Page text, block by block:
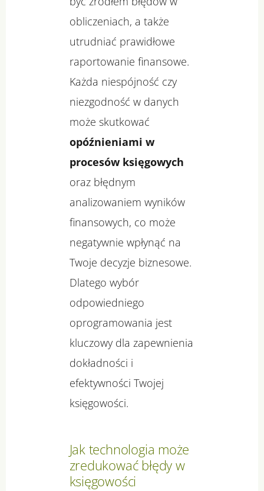
obliczeniach, a także
utrudniać prawidłowe
raportowanie finansowe.
Każda niespójność czy
niezgodność w danych
może skutkować
opóźnieniami w
procesów księgowych
oraz błędnym
analizowaniem wyników
finansowych, co może
negatywnie wpłynąć na
Twoje decyzje biznesowe.
Dlatego wybór
odpowiedniego
oprogramowania jest
kluczowy dla zapewnienia
dokładności i
efektywności Twojej
księgowości.
Jak technologia może
zredukować błędy w
księgowości